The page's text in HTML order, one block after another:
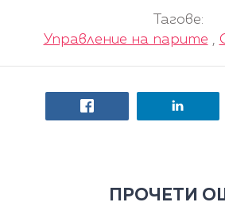
Тагове:
Управление на парите ,
ПРОЧЕТИ